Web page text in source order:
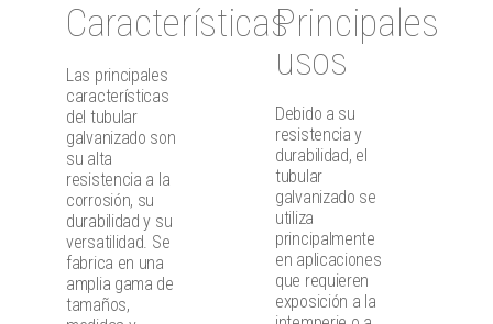
Características
Las principales
características
del tubular
galvanizado son
su alta
resistencia a la
corrosión, su
durabilidad y su
versatilidad. Se
fabrica en una
amplia gama de
tamaños,
Principales
usos
Debido a su
resistencia y
durabilidad, el
tubular
galvanizado se
utiliza
principalmente
en aplicaciones
que requieren
exposición a la